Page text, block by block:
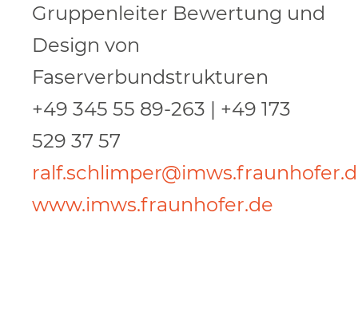
Gruppenleiter Bewertung und
Design von
Faserverbundstrukturen
+49 345 55 89-263 | +49 173
529 37 57
www.imws.fraunhofer.de